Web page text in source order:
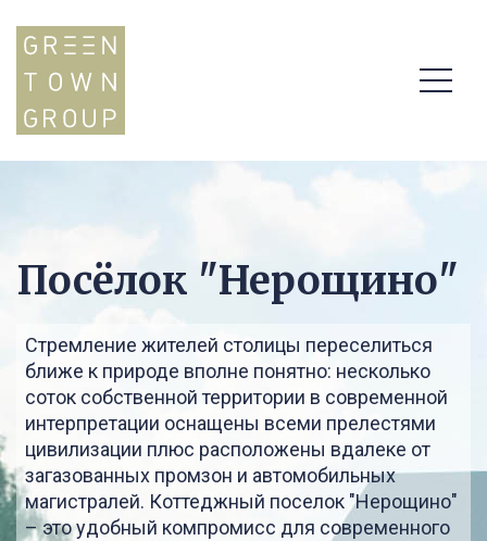
Посёлок "Нерощино"
Стремление жителей столицы переселиться
ближе к природе вполне понятно: несколько
соток собственной территории в современной
интерпретации оснащены всеми прелестями
цивилизации плюс расположены вдалеке от
загазованных промзон и автомобильных
магистралей. Коттеджный поселок "Нерощино"
– это удобный компромисс для современного